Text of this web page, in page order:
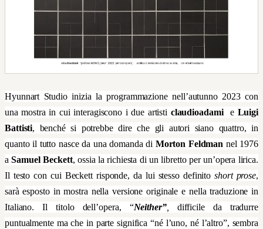
Hyunnart Studio inizia la programmazione nell’autunno 2023 con
una mostra in cui interagiscono i due artisti claudioadamie Luigi
Battisti, benché si potrebbe dire che gli autori siano quattro, in
quanto il tutto nasce da una domanda di Morton Feldman nel 1976
aSamuel Beckett, ossia la richiesta di un libretto per un’opera lirica.
Il testo con cui Beckett risponde, da lui stesso definitoshort prose,
sarà esposto in mostra nella versione originale e nella traduzione in
Italiano. Il titolo dell’opera, “Neither”,
difficile da tradurre
puntualmente ma che in parte significa “né l’uno, né l’altro”, sembra